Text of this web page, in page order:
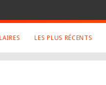
LES PLUS RÉCENTS